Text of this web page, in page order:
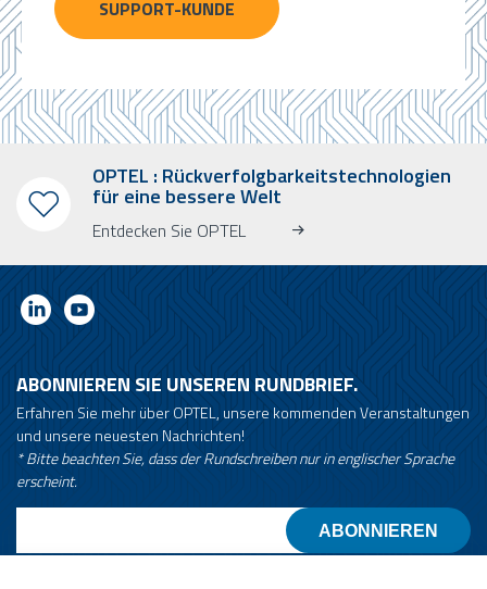
SUPPORT-KUNDE
OPTEL : Rückverfolgbarkeitstechnologien
für eine bessere Welt
Entdecken Sie OPTEL
ABONNIEREN SIE UNSEREN RUNDBRIEF.
Erfahren Sie mehr über OPTEL, unsere kommenden Veranstaltungen
und unsere neuesten Nachrichten!
* Bitte beachten Sie, dass der Rundschreiben nur in englischer Sprache
erscheint.